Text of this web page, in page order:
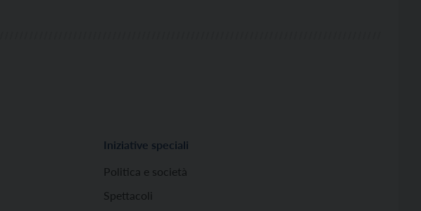
Iniziative speciali
Politica e società
Spettacoli